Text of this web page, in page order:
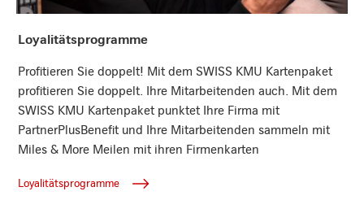
Loyalitätsprogramme
Profitieren Sie doppelt! Mit dem SWISS KMU Kartenpaket
profitieren Sie doppelt. Ihre Mitarbeitenden auch. Mit dem
SWISS KMU Kartenpaket punktet Ihre Firma mit
PartnerPlusBenefit und Ihre Mitarbeitenden sammeln mit
Miles & More Meilen mit ihren Firmenkarten
Loyalitätsprogramme